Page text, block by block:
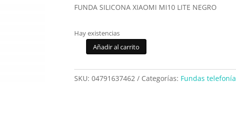
FUNDA SILICONA XIAOMI MI10 LITE NEGRO
Hay existencias
Funda
Cool
Añadir al carrito
SKU: 04791637462 Categorías: Fundas telefonía